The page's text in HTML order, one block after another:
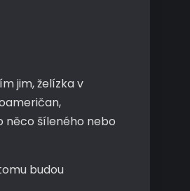
jim, želízka v
něco šíleného nebo
budou